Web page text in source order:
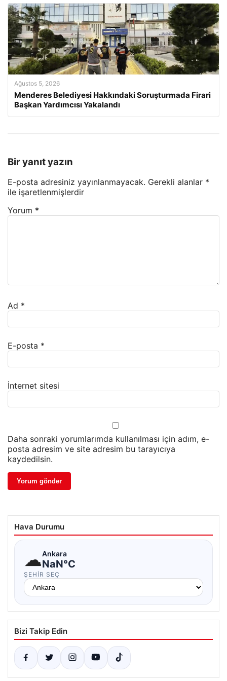
Ağustos 5, 2026
Menderes Belediyesi Hakkındaki Soruşturmada Firari
Başkan Yardımcısı Yakalandı
Bir yanıt yazın
E-posta adresiniz yayınlanmayacak. Gerekli alanlar *
ile işaretlenmişlerdir
Yorum *
Ad *
E-posta *
İnternet sitesi
Daha sonraki yorumlarımda kullanılması için adım, e-
posta adresim ve site adresim bu tarayıcıya
kaydedilsin.
Hava Durumu
☁Ankara
NaN°C
ŞEHIR SEÇ
Bizi Takip Edin